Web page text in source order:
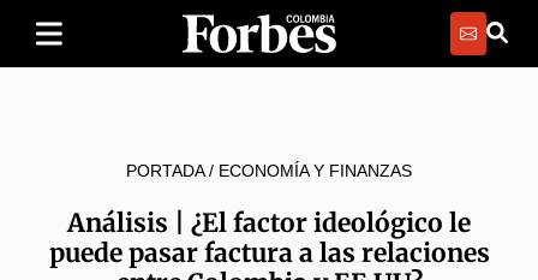
PORTADA/ ECONOMÍA Y FINANZAS
Análisis | ¿El factor ideológico le
puede pasar factura a las relaciones